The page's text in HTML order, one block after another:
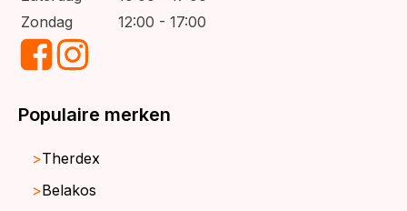
Zondag
12:00 - 17:00
Populaire merken
Therdex
Belakos